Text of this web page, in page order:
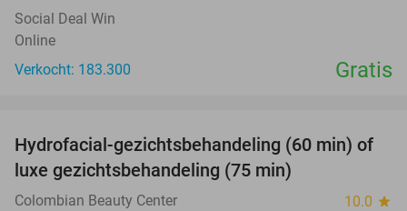
Social Deal Win
Online
Verkocht: 183.300
Gratis
59%
Hydrofacial-gezichtsbehandeling (60 min) of
luxe gezichtsbehandeling (75 min)
Colombian Beauty Center 10.0 star